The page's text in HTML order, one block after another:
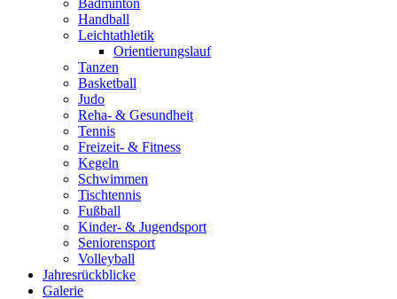
Badminton
Handball
Leichtathletik
Orientierungslauf
Tanzen
Basketball
Judo
Reha- & Gesundheit
Tennis
Freizeit- & Fitness
Kegeln
Schwimmen
Tischtennis
Fußball
Kinder- & Jugendsport
Seniorensport
Volleyball
Jahresrückblicke
Galerie